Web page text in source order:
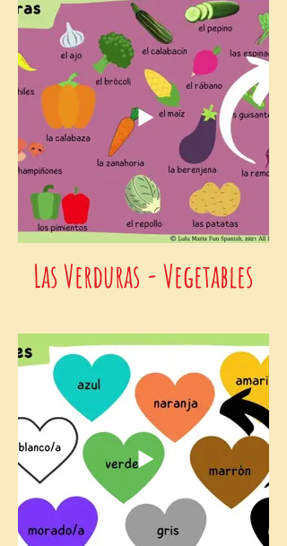
Las Verduras - Vegetables